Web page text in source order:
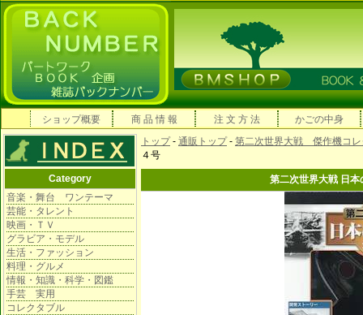
ショップ概要 商 品 情 報 注 文 方 法 かごの中身
Category
音楽・舞台 ワンテーマ
芸能・タレント
映画・ＴＶ
グラビア・モデル
生活・ファッション
料理・グルメ
情報・知識・科学・図鑑
手芸 実用
コレクタブル
トップ- 通販トップ- 第二次世界大戦 傑作機コレ
４号
第二次世界大戦 日